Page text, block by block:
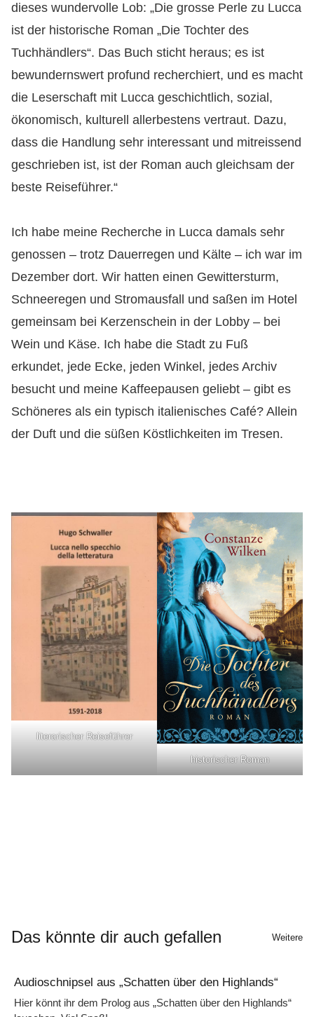
dieses wundervolle Lob: „Die grosse Perle zu Lucca
ist der historische Roman „Die Tochter des
Tuchhändlers“. Das Buch sticht heraus; es ist
bewundernswert profund recherchiert, und es macht
die Leserschaft mit Lucca geschichtlich, sozial,
ökonomisch, kulturell allerbestens vertraut. Dazu,
dass die Handlung sehr interessant und mitreissend
geschrieben ist, ist der Roman auch gleichsam der
beste Reiseführer.“
Ich habe meine Recherche in Lucca damals sehr
genossen – trotz Dauerregen und Kälte – ich war im
Dezember dort. Wir hatten einen Gewittersturm,
Schneeregen und Stromausfall und saßen im Hotel
gemeinsam bei Kerzenschein in der Lobby – bei
Wein und Käse. Ich habe die Stadt zu Fuß
erkundet, jede Ecke, jeden Winkel, jedes Archiv
besucht und meine Kaffeepausen geliebt – gibt es
Schöneres als ein typisch italienisches Café? Allein
der Duft und die süßen Köstlichkeiten im Tresen.
literarischer Reiseführer
historischer Roman
Das könnte dir auch gefallen Weitere
Audioschnipsel aus „Schatten über den Highlands“
Hier könnt ihr dem Prolog aus „Schatten über den Highlands“